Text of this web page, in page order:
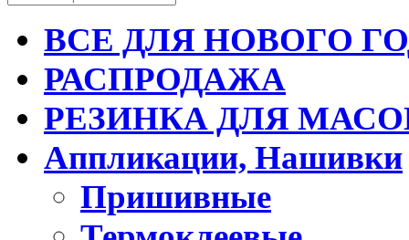
ВСЕ ДЛЯ НОВОГО
РАСПРОДАЖА
РЕЗИНКА ДЛЯ
Аппликации, Нашивки
Пришивные